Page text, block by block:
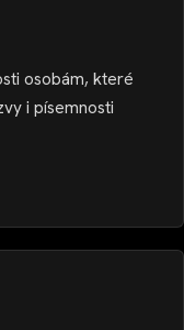
osobám, které
i písemnosti